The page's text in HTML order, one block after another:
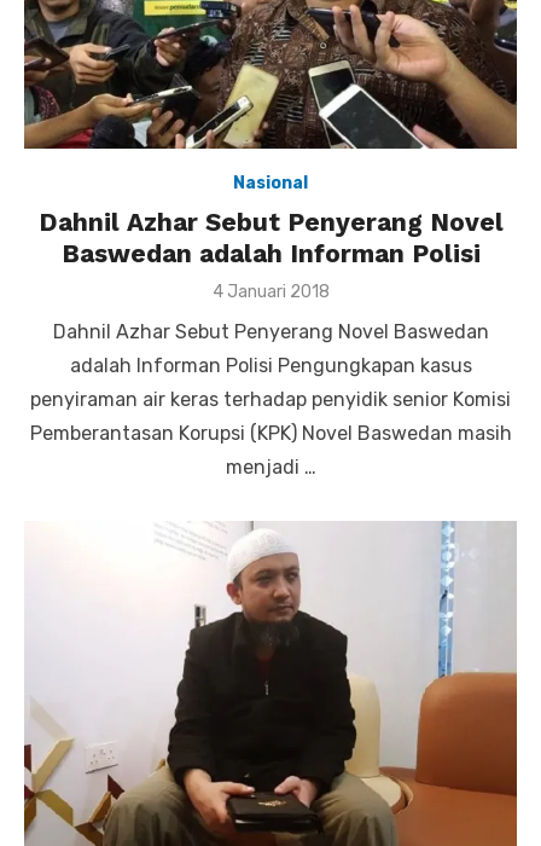
Nasional
Dahnil Azhar Sebut Penyerang Novel
Baswedan adalah Informan Polisi
Posted
4 Januari 2018
Dahnil Azhar Sebut Penyerang Novel Baswedan
adalah Informan Polisi Pengungkapan kasus
penyiraman air keras terhadap penyidik senior Komisi
Pemberantasan Korupsi (KPK) Novel Baswedan masih
menjadi …